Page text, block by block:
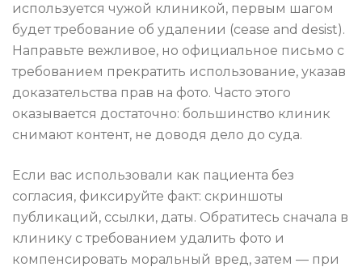
используется чужой клиникой, первым шагом
будет требование об удалении (cease and desist).
Направьте вежливое, но официальное письмо с
требованием прекратить использование, указав
доказательства прав на фото. Часто этого
оказывается достаточно: большинство клиник
снимают контент, не доводя дело до суда.
Если вас использовали как пациента без
согласия, фиксируйте факт: скриншоты
публикаций, ссылки, даты. Обратитесь сначала в
клинику с требованием удалить фото и
компенсировать моральный вред, затем — при